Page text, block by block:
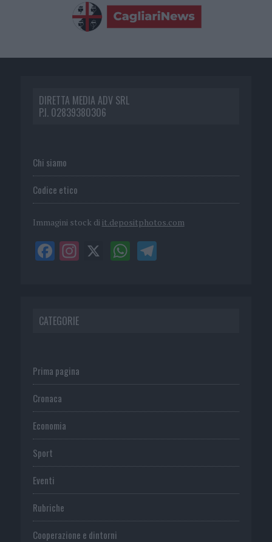
DIRETTA MEDIA ADV SRL
P.I. 02839380306
Chi siamo
Codice etico
Immagini stock di it.depositphotos.com
CATEGORIE
Prima pagina
Cronaca
Economia
Sport
Eventi
Rubriche
Cooperazione e dintorni